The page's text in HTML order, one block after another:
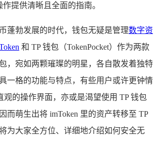
提供清晰且全面的指南。
蓬勃发展的时代，钱包无疑是管理数字资
和 TP 钱包（TokenPocket）作为两款
，宛如两颗璀璨的明星，各自散发着独特
一格的功能与特点，有些用户或许更钟情
观的操作界面，亦或是渴望使用 TP 钱包
而萌生出将 imToken 里的资产转移至 TP
为大家全方位、详细地介绍如何安全无